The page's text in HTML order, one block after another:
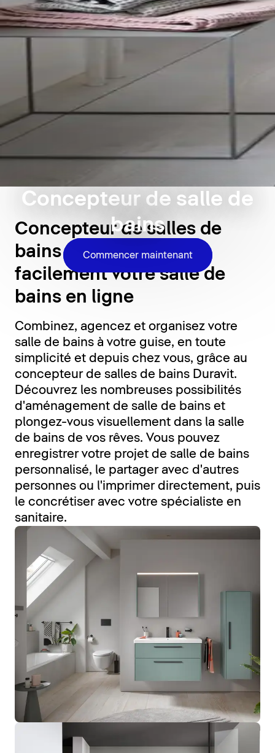
Concepteur de salle de
bains
Commencer maintenant
Concepteur de salles de
bains 3D : concevez
facilement votre salle de
bains en ligne
Combinez, agencez et organisez votre
salle de bains à votre guise, en toute
simplicité et depuis chez vous, grâce au
concepteur de salles de bains Duravit.
Découvrez les nombreuses possibilités
d'aménagement de salle de bains et
plongez-vous visuellement dans la salle
de bains de vos rêves. Vous pouvez
enregistrer votre projet de salle de bains
personnalisé, le partager avec d'autres
personnes ou l'imprimer directement, puis
le concrétiser avec votre spécialiste en
sanitaire.